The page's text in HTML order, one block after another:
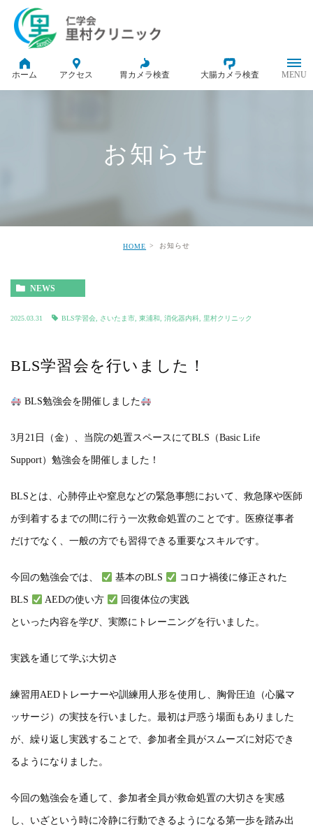
ホーム アクセス 胃カメラ検査 大腸カメラ検査
お知らせ
HOME お知らせ
NEWS
2025.03.31 BLS学習会, さいたま市, 東浦和, 消化器内科, 里村クリニック
BLS学習会を行いました！
BLS勉強会を開催しました
3月21日（金）、当院の処置スペースにてBLS（Basic Life
Support）勉強会を開催しました！
BLSとは、心肺停止や窒息などの緊急事態において、救急隊や医師
が到着するまでの間に行う一次救命処置のことです。医療従事者
だけでなく、一般の方でも習得できる重要なスキルです。
今回の勉強会では、 基本のBLS コロナ禍後に修正された
BLS AEDの使い方 回復体位の実践
といった内容を学び、実際にトレーニングを行いました。
実践を通じて学ぶ大切さ
練習用AEDトレーナーや訓練用人形を使用し、胸骨圧迫（心臓マ
ッサージ）の実技を行いました。最初は戸惑う場面もありました
が、繰り返し実践することで、参加者全員がスムーズに対応でき
るようになりました。
今回の勉強会を通して、参加者全員が救命処置の大切さを実感
し、いざという時に冷静に行動できるようになる第一歩を踏み出